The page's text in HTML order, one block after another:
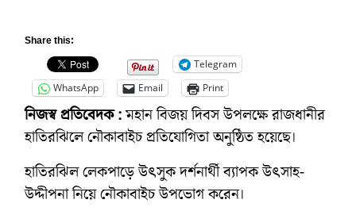
Share this:
Telegram
WhatsApp
Email Print
নিজস্ব প্রতিবেদক :মহান বিজয় দিবস উপলক্ষে রাজধানীর
হাতিরঝিলে নৌকাবাইচ প্রতিযোগিতা অনুষ্ঠিত হয়েছে।
হাতিরঝিল লেকপাড়ে উৎসুক দর্শনার্থী ব্যাপক উৎসাহ-
উদ্দীপনা নিয়ে নৌকাবাইচ উপভোগ করেন।